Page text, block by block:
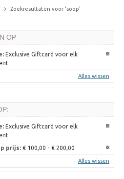
Zoekresultaten voor ‘soop’
OP
Exclusive Giftcard voor elk
Alles wissen
Exclusive Giftcard voor elk
prijs: € 100,00 -€ 200,00
Alles wissen